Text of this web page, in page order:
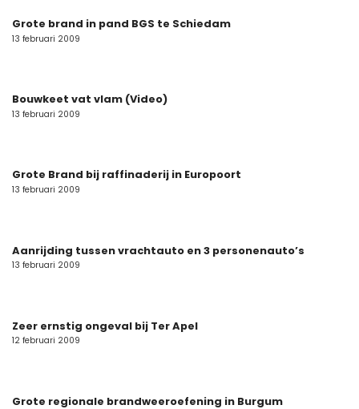
Grote brand in pand BGS te Schiedam
13 februari 2009
Bouwkeet vat vlam (Video)
13 februari 2009
Grote Brand bij raffinaderij in Europoort
13 februari 2009
Aanrijding tussen vrachtauto en 3 personenauto’s
13 februari 2009
Zeer ernstig ongeval bij Ter Apel
12 februari 2009
Grote regionale brandweeroefening in Burgum